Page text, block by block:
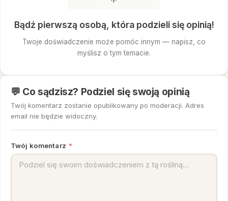
Bądź pierwszą osobą, która podzieli się opinią!
Twoje doświadczenie może pomóc innym — napisz, co
myślisz o tym temacie.
💬 Co sądzisz? Podziel się swoją opinią
Twój komentarz zostanie opublikowany po moderacji. Adres
email nie będzie widoczny.
Twój komentarz *